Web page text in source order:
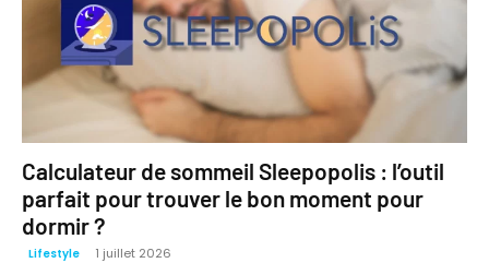
Calculateur de sommeil Sleepopolis : l’outil
parfait pour trouver le bon moment pour
dormir ?
Lifestyle 1 juillet 2026